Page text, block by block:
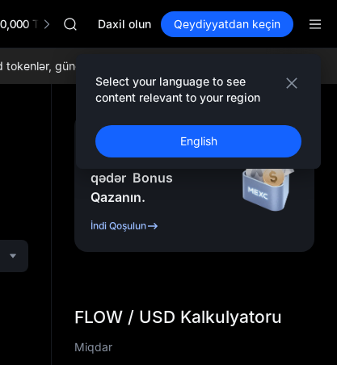
TradFi GalaCASHCAT
Unitree Future Now Live
GOLD(XAU)
CASHCAT
Unitree Future Now Live
Daxil olun Qeydiyyatdan keçin
Select your language to see
content relevant to your region
English
gündəlik airdroplar, dünyada ən aşağı ticarət
Qeydiyyatdan Keçin
və 10.000USDT -ə
qədər Bonus
Qazanın.
İndi Qoşulun
FLOW / USD Kalkulyatoru
Miqdar